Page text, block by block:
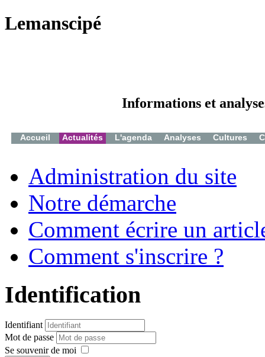
Lemanscipé
Informations et
Accueil Actualités L'agenda Analyses Cultures
Administration du site
Notre démarche
Comment écrire un
Comment s'inscrire ?
Identification
Identifiant
Mot de passe
Se souvenir de moi